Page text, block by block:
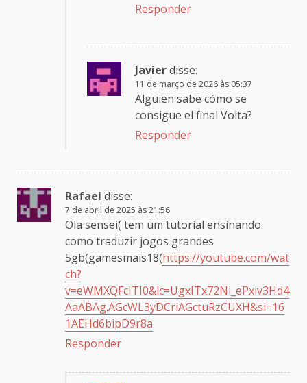
Responder
Javierdisse:
11 de março de 2026 às 05:37
Alguien sabe cómo se
consigue el final Volta?
Responder
Rafael disse:
7 de abril de 2025 às 21:56
Ola sensei( tem um tutorial ensinando
como traduzir jogos grandes
5gb(gamesmais18(https://youtube.com/wat
ch?
v=eWMXQFcITI0&lc=UgxITx72Ni_ePxiv3Hd4
AaABAg.AGcWL3yDCriAGctuRzCUXH&si=16
1AEHd6bipD9r8a
Responder